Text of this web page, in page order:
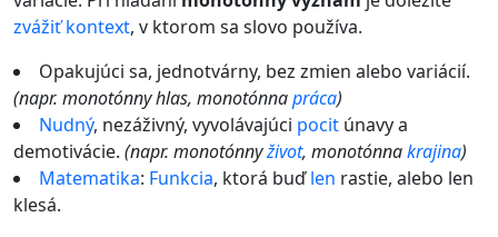
zvážiť kontext, v ktorom sa slovo používa.
Opakujúci sa, jednotvárny, bez zmien alebo variácií.
(napr. monotónny hlas, monotónnapráca)
Nudný, nezáživný, vyvolávajúci pocit únavy a
demotivácie. (napr. monotónnyživot, monotónnakrajina)
Matematika: Funkcia, ktorá buďlen rastie, alebo len
klesá.